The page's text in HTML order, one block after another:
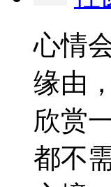
心情
缘由
欣赏
都不